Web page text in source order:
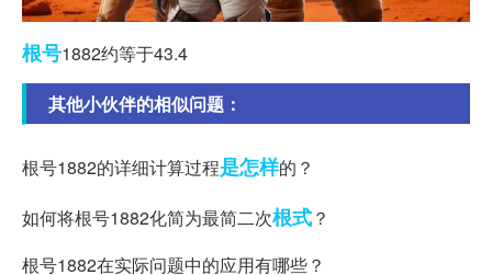
根号1882约等于43.4
其他小伙伴的相似问题：
根号1882的详细计算过程是怎样的？
如何将根号1882化简为最简二次根式？
根号1882在实际问题中的应用有哪些？